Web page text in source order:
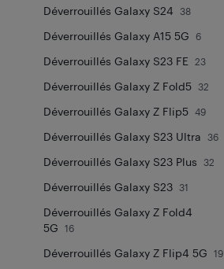
Déverrouillés Galaxy S24 38
Déverrouillés Galaxy A15 5G 6
Déverrouillés Galaxy S23 FE 23
Déverrouillés Galaxy Z Fold5 32
Déverrouillés Galaxy Z Flip5 49
Déverrouillés Galaxy S23 Ultra 36
Déverrouillés Galaxy S23 Plus 32
Déverrouillés Galaxy S23 31
Déverrouillés Galaxy Z Fold4
5G
16
Déverrouillés Galaxy Z Flip4 5G 19